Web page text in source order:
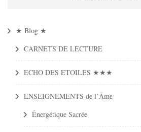
★ Blog ★
CARNETS DE LECTURE
ECHO DES ETOILES ★★★
ENSEIGNEMENTS de l’Âme
Énergétique Sacrée